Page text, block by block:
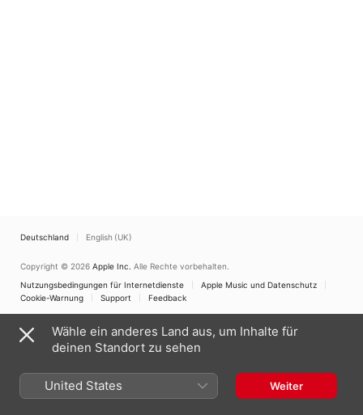
Deutschland English (UK)
Copyright © 2026 Apple Inc. Alle Rechte vorbehalten.
Nutzungsbedingungen für Internetdienste
Apple Music und Datenschutz
Cookie-Warnung
Support Feedback
Wähle ein anderes Land aus, um Inhalte für
deinen Standort zu sehen
United States Weiter